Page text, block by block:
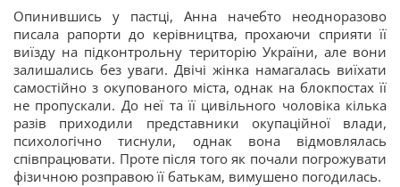
Опинившись у пастці, Анна начебто неодноразово
писала рапорти до керівництва, прохаючи сприяти її
виїзду на підконтрольну територію України, але вони
залишались без уваги. Двічі жінка намагалась виїхати
самостійно з окупованого міста, однак на блокпостах її
не пропускали. До неї та її цивільного чоловіка кілька
разів приходили представники окупаційної влади,
психологічно тиснули, однак вона відмовлялась
співпрацювати. Проте після того як почали погрожувати
фізичною розправою її батькам, вимушено погодилась.